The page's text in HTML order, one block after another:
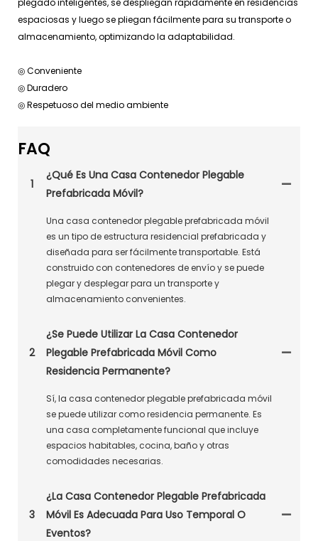
plegado inteligentes, se despliegan rápidamente en residencias
espaciosas y luego se pliegan fácilmente para su transporte o
almacenamiento, optimizando la adaptabilidad.
◎ Conveniente
◎ Duradero
◎ Respetuoso del medio ambiente
FAQ
1
¿Qué Es Una Casa Contenedor Plegable
Prefabricada Móvil?
Una casa contenedor plegable prefabricada móvil
es un tipo de estructura residencial prefabricada y
diseñada para ser fácilmente transportable. Está
construido con contenedores de envío y se puede
plegar y desplegar para un transporte y
almacenamiento convenientes.
2
¿Se Puede Utilizar La Casa Contenedor
Plegable Prefabricada Móvil Como
Residencia Permanente?
Sí, la casa contenedor plegable prefabricada móvil
se puede utilizar como residencia permanente. Es
una casa completamente funcional que incluye
espacios habitables, cocina, baño y otras
comodidades necesarias.
3
¿La Casa Contenedor Plegable Prefabricada
Móvil Es Adecuada Para Uso Temporal O
Eventos?